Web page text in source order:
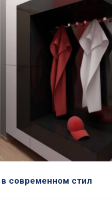
современном стил